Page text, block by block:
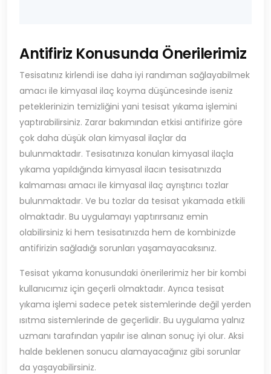
Antifiriz Konusunda Önerilerimiz
Tesisatınız kirlendi ise daha iyi randıman sağlayabilmek
amacı ile kimyasal ilaç koyma düşüncesinde iseniz
peteklerinizin temizliğini yani tesisat yıkama işlemini
yaptırabilirsiniz. Zarar bakımından etkisi antifirize göre
çok daha düşük olan kimyasal ilaçlar da
bulunmaktadır. Tesisatınıza konulan kimyasal ilaçla
yıkama yapıldığında kimyasal ilacın tesisatınızda
kalmaması amacı ile kimyasal ilaç ayrıştırıcı tozlar
bulunmaktadır. Ve bu tozlar da tesisat yıkamada etkili
olmaktadır. Bu uygulamayı yaptırırsanız emin
olabilirsiniz ki hem tesisatınızda hem de kombinizde
antifirizin sağladığı sorunları yaşamayacaksınız.
Tesisat yıkama konusundaki önerilerimiz her bir kombi
kullanıcımız için geçerli olmaktadır. Ayrıca tesisat
yıkama işlemi sadece petek sistemlerinde değil yerden
ısıtma sistemlerinde de geçerlidir. Bu uygulama yalnız
uzmanı tarafından yapılır ise alınan sonuç iyi olur. Aksi
halde beklenen sonucu alamayacağınız gibi sorunlar
da yaşayabilirsiniz.